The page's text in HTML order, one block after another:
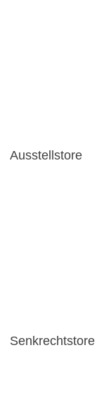
Ausstellstore
Senkrechtstore